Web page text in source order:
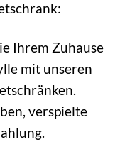
Ihrem Zuhause
mit unseren
verspielte